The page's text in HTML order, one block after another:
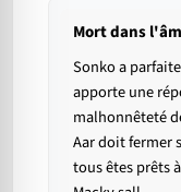
Mort dans
Sonko a
apporte une
malhonnêteté
Aar doit fermer
tous êtes prêts